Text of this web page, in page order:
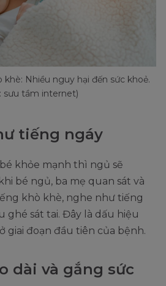
Nhiều nguy hại đến sức khoẻ.
sưu tầm internet)
tiếng ngáy
khỏe mạnh thì ngủ sẽ
bé ngủ, ba mẹ quan sát và
khò khè, nghe như tiếng
ghé sát tai. Đây là dấu hiệu
giai đoạn đầu tiên của bệnh.
dài và gắng sức